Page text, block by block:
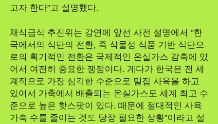
고자 한다”고 설명했다.
채식급식 추진위는 강연에 앞선 사전 설명에서 “한
국에서의 식단의 전환, 즉 식물성 식품 기반 식단으
로의 획기적인 전환은 국제적인 온실가스 감축에 있
어서 여전히 중요한 쟁점이다. 게다가 한국은 전 세
계적으로 가장 심각한 수준으로 밀집 사육을 하고
있어서 가축에서 배출되는 온실가스도 세계 최고 수
준으로 높은 핫스팟이 있다. 때문에 절대적인 사육
가축 수를 줄이는 것도 당장 필요한 상황”이라고 설